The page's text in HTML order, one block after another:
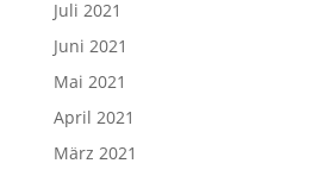
Juli 2021
Juni 2021
Mai 2021
April 2021
März 2021